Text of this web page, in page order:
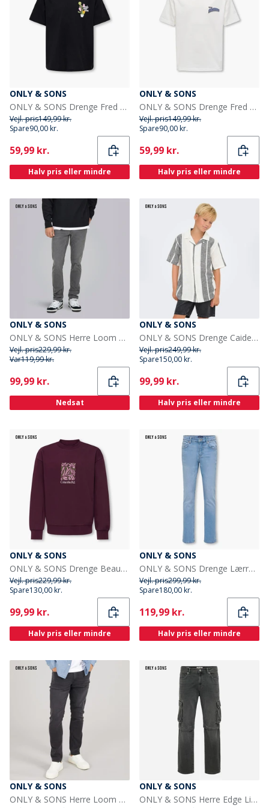
ONLY & SONS
ONLY & SONS Drenge Fred Beaufort T Shirt Sort
Vejl. pris149,99 kr.
Spare90,00 kr.
Current
59,99 kr.
Halv pris eller mindre
ONLY & SONS
ONLY & SONS Drenge Fred States T Shirt Cloud Dancer
Vejl. pris149,99 kr.
Spare90,00 kr.
Current
59,99 kr.
Halv pris eller mindre
ONLY & SONS
ONLY & SONS Herre Loom Box Jeans Grey Denim
Vejl. pris229,99 kr.
Var119,99 kr.
Current
99,99 kr.
Nedsat
ONLY & SONS
ONLY & SONS Drenge Caiden Kortærmet Linned Skjorte Cloud Dancer
Vejl. pris249,99 kr.
Spare150,00 kr.
Current
99,99 kr.
Halv pris eller mindre
ONLY & SONS
ONLY & SONS Drenge Beaufort Sweatshirt Fig
Vejl. pris229,99 kr.
Spare130,00 kr.
Current
99,99 kr.
Halv pris eller mindre
ONLY & SONS
ONLY & SONS Drenge Lærred Regular Fit Jeans Light Blue Denim
Vejl. pris299,99 kr.
Spare180,00 kr.
Current
119,99 kr.
Halv pris eller mindre
ONLY & SONS
ONLY & SONS Herre Loom Slim Fit Jeans Washed Black
ONLY & SONS
ONLY & SONS Herre Edge Lige Jeans Dark Grey Denim